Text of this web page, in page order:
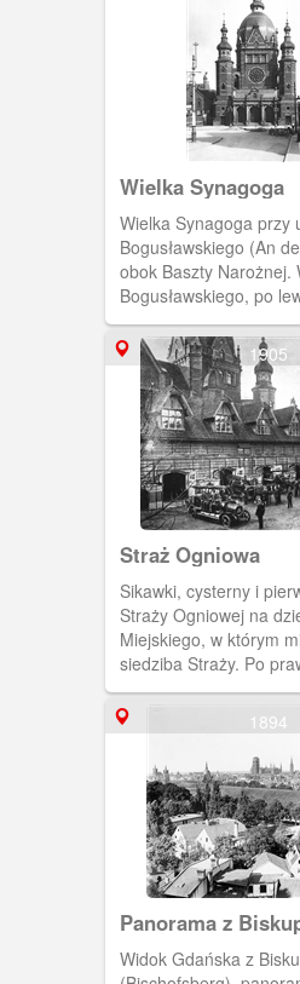
Wielka Synagoga
Wielka Synagoga przy
Bogusławskiego (An
obok Baszty Narożnej.
Bogusławskiego, po
fragment Dworu
prawej budynku
(1906) [IDX:1421,702]
1905
Straż Ogniowa
Sikawki, cysterny i
Straży Ogniowej na
Miejskiego, w którym
siedziba Straży. Po
Narożna, w głębi po
Wielkiej Synagogi. (Ok.
[IDX:1417,783]
1894
Panorama z
Widok Gdańska z